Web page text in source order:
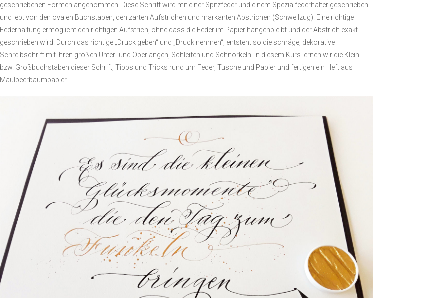
geschriebenen Formen angenommen. Diese Schrift wird mit einer Spitzfeder und einem Spezialfederhalter geschrieben
und lebt von den ovalen Buchstaben, den zarten Aufstrichen und markanten Abstrichen (Schwellzug). Eine richtige
Federhaltung ermöglicht den richtigen Aufstrich, ohne dass die Feder im Papier hängenbleibt und der Abstrich exakt
geschrieben wird. Durch das richtige „Druck geben“ und „Druck nehmen“, entsteht so die schräge, dekorative
Schreibschrift mit ihren großen Unter- und Oberlängen, Schleifen und Schnörkeln. In diesem Kurs lernen wir die Klein-
bzw. Großbuchstaben dieser Schrift, Tipps und Tricks rund um Feder, Tusche und Papier und fertigen ein Heft aus
Maulbeerbaumpapier.